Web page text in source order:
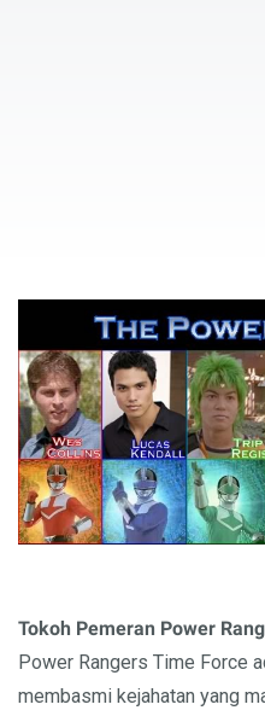
Tokoh Pemeran Power
Power Rangers Time Force
membasmi kejahatan yang